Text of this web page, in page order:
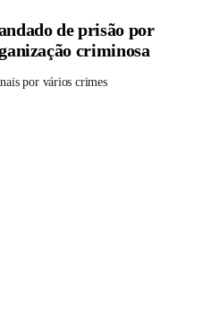
de prisão por
criminosa
por vários crimes